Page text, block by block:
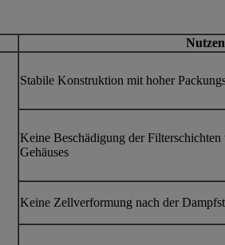
Nutzen
Stabile Konstruktion mit hoher
Keine Beschädigung der
Gehäuses
Keine Zellverformung nach der